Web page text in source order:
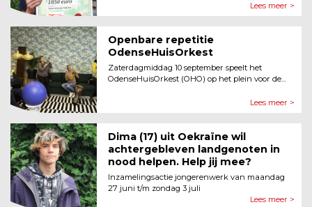
Lees meer >
Openbare repetitie
OdenseHuisOrkest
Zaterdagmiddag 10 september speelt het
OdenseHuisOrkest (OHO) op het plein voor de...
Lees meer >
Dima (17) uit Oekraïne wil
achtergebleven landgenoten in
nood helpen. Help jij mee?
Inzamelingsactie jongerenwerk van maandag
27 juni t/m zondag 3 juli
Lees meer >